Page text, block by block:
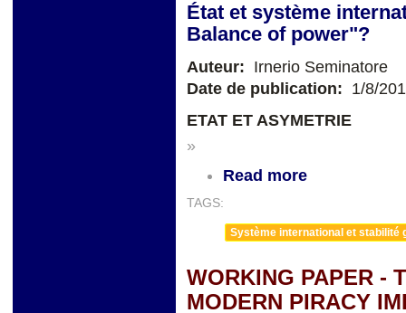
État et système
Balance of power"?
Auteur: Irnerio Seminatore
Date de publication: 1/8/
ETAT ET ASYMETRIE
»
Read more
TAGS:
Système international et stabilité
WORKING PAPER -
MODERN PIRACY